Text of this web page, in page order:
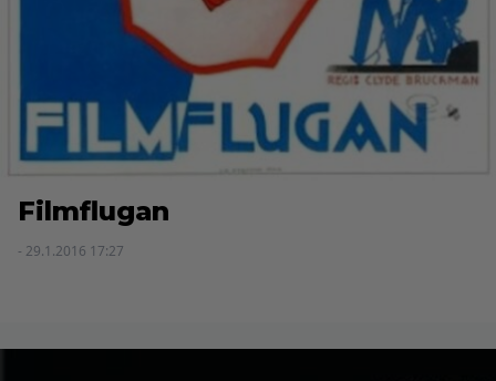
Filmflugan
- 29.1.2016 17:27